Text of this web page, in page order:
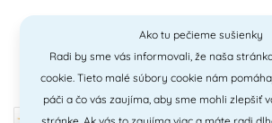
Bezpečný a jednoduchý
Ako tu pečieme sušienky
Radi by sme vás informovali, že naša
cookie. Tieto malé súbory cookie nám
páči a čo vás zaujíma, aby sme mohli zlepšiť